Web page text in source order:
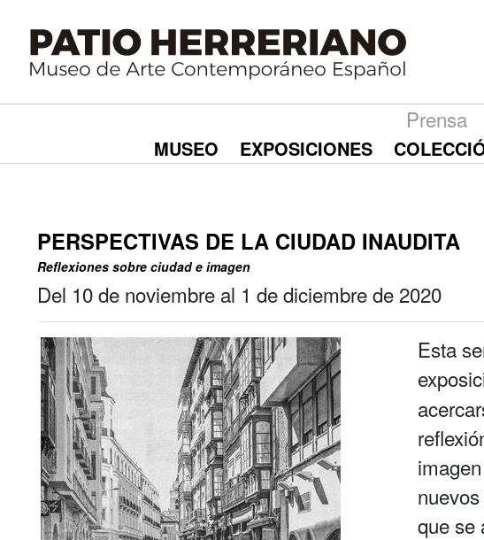
Prensa
MUSEO EXPOSICIONES
PERSPECTIVAS DE LA CIUDAD INAUDITA
Reflexiones sobre ciudad e imagen
Del 10 de noviembre al 1 de diciembre de 2020
Esta
que se